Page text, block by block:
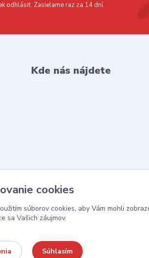
odhlásiť. Zasielame raz za 14 dní.
Kde nás nájdete
cookies
súborov cookies, aby Vám mohli
sa Vašich záujmov.
Súhlasím